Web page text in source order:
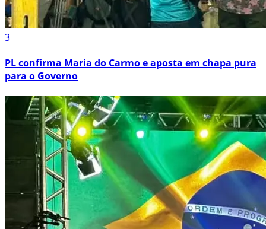
3
PL confirma Maria do Carmo e aposta em chapa pura
para o Governo